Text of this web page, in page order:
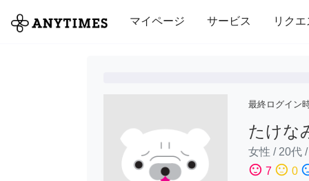
マイページ サービス リクエ
全て 修理・組立 家事 引っ越し
最終ログイン
たけな
女性 / 20代 /
sentiment_satisfied 7 sentiment_neutral 0